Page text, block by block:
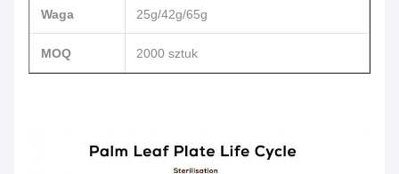
Waga 25g/42g/65g
MOQ 2000 sztuk